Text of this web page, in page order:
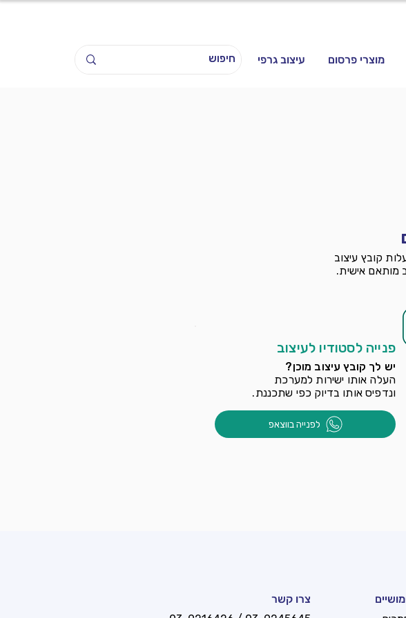
מוצרי פרסום עיצוב גרפי
קובץ עיצוב
מותאם אישית.
פנייה לסטודיו לעיצוב
יש לך קובץ עיצוב מוכן?
העלה אותו ישירות למערכת
ונדפיס אותו בדיוק כפי שתכננת.
לפנייה בווצאפ
צרו קשר